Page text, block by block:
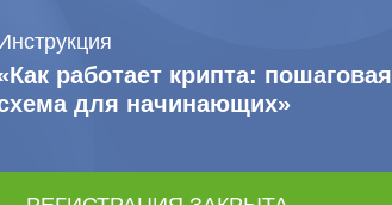
работает крипта: пошаговая
для начинающих»